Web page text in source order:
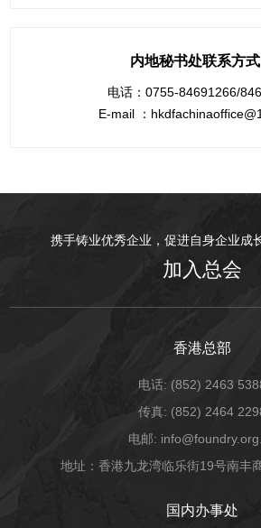
内地秘书处联系方式
电话：0755-84691266/
E-mail ：
携手铸业优秀企业，促进自身企业成
加入总会
香港总部
电话: (852) 2463
传真: (852) 2464
电邮:
地址：香港九龙湾临乐街19号南丰
国内办事处